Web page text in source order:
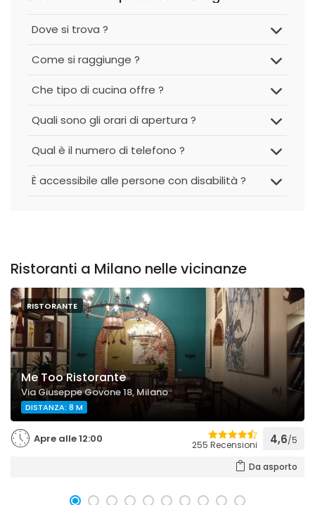
Dove si trova ?
Come si raggiunge ?
Che tipo di cucina offre ?
Quali sono gli orari di apertura ?
Qual è il numero di telefono ?
È accessibile alle persone con disabilità ?
Ristoranti a Milano nelle vicinanze
RISTORANTE
Me Too Ristorante
Via Giuseppe Govone 18, Milano
DISTANZA: 8 M
Apre alle 12:00 255 Recensioni 4,6/5
Da asporto